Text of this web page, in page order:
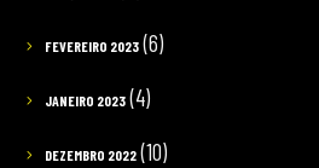
FEVEREIRO 2023(6)
JANEIRO 2023(4)
DEZEMBRO 2022(10)